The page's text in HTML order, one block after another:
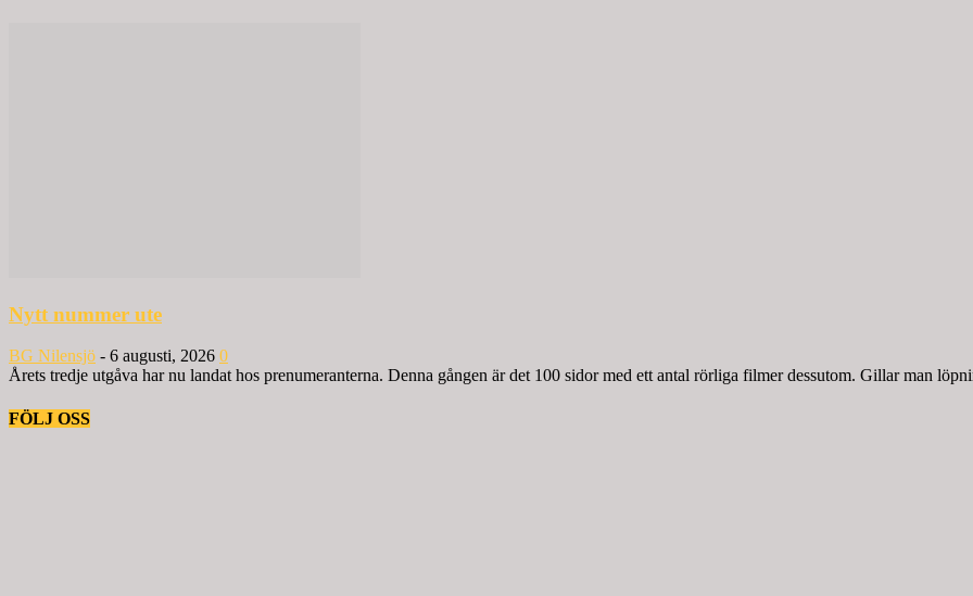
Nytt nummer ute
BG Nilensjö - 6 augusti, 2026 0
Årets tredje utgåva har nu landat hos prenumeranterna. Denna gången är det 100 sidor med ett antal rörliga filmer dessutom. Gillar man
FÖLJ OSS